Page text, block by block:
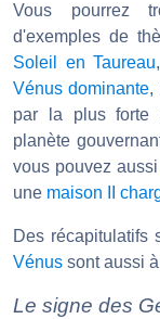
Vous pourrez
d'exemples de
Soleil en Taureau,
Vénus dominante,
par la plus forte
planète
vous pouvez
une maison II
Des récapitulatifs
Vénus sont aussi
Le signe des